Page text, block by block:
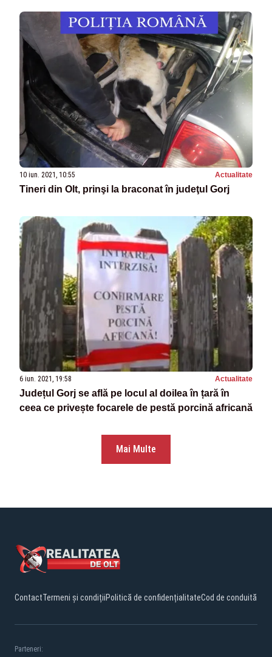
10 iun. 2021, 10:55 Actualitate
Tineri din Olt, prinşi la braconat în judeţul Gorj
6 iun. 2021, 19:58 Actualitate
Județul Gorj se află pe locul al doilea în țară în
ceea ce privește focarele de pestă porcină africană
Mai Multe
ContactTermeni și condițiiPolitică de confidențialitateCod de conduită
Parteneri: